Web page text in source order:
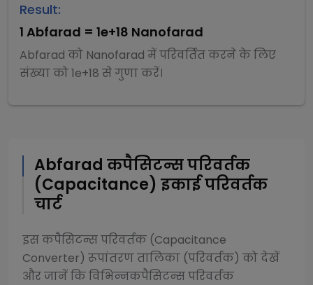
Result:
1 Abfarad = 1e+18 Nanofarad
Abfarad को Nanofarad में परिवर्तित करने के लिए
संख्या को1e+18 सेगुणाकरें।
Abfarad कपैसिटन्स परिवर्तक
(Capacitance) इकाई परिवर्तक
चार्ट
इसकपैसिटन्स परिवर्तक (Capacitance
Converter) रूपांतरण तालिका (परिवर्तक) को देखें
और जानें कि विभिन्नकपैसिटन्स परिवर्तक